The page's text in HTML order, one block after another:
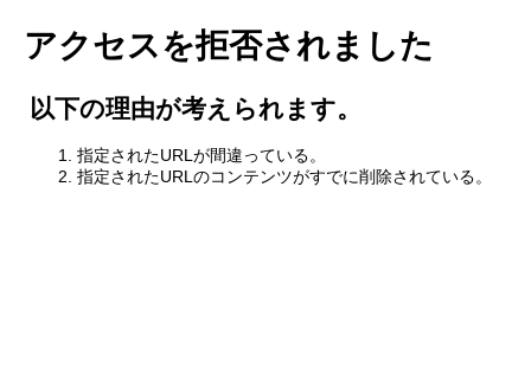
アクセスを拒否されました
以下の理由が考えられます。
指定されたURLが間違っている。
指定されたURLのコンテンツがすでに削除されている。